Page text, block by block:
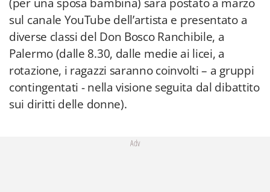
sul canale YouTube dell’artista e presentato a
diverse classi del Don Bosco Ranchibile, a
Palermo (dalle 8.30, dalle medie ai licei, a
rotazione, i ragazzi saranno coinvolti – a gruppi
contingentati - nella visione seguita dal dibattito
sui diritti delle donne).
Adv